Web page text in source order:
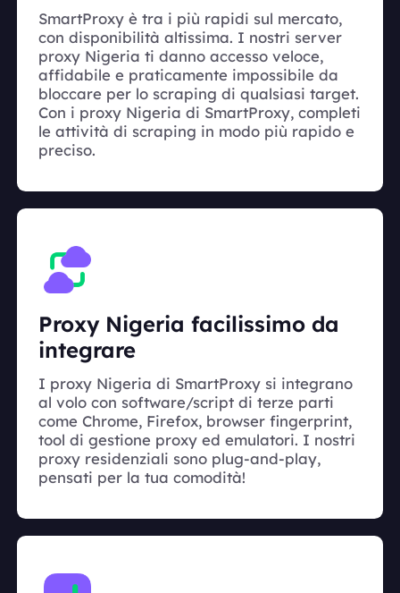
SmartProxy è tra i più rapidi sul mercato,
con disponibilità altissima. I nostri server
proxy Nigeria ti danno accesso veloce,
affidabile e praticamente impossibile da
bloccare per lo scraping di qualsiasi target.
Con i proxy Nigeria di SmartProxy, completi
le attività di scraping in modo più rapido e
preciso.
Proxy Nigeria facilissimo da
integrare
I proxy Nigeria di SmartProxy si integrano
al volo con software/script di terze parti
come Chrome, Firefox, browser fingerprint,
tool di gestione proxy ed emulatori. I nostri
proxy residenziali sono plug-and-play,
pensati per la tua comodità!